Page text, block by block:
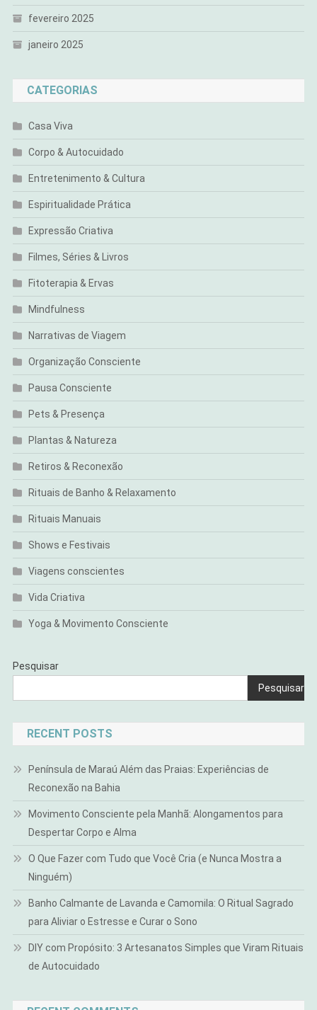
fevereiro 2025
janeiro 2025
CATEGORIAS
Casa Viva
Corpo & Autocuidado
Entretenimento & Cultura
Espiritualidade Prática
Expressão Criativa
Filmes, Séries & Livros
Fitoterapia & Ervas
Mindfulness
Narrativas de Viagem
Organização Consciente
Pausa Consciente
Pets & Presença
Plantas & Natureza
Retiros & Reconexão
Rituais de Banho & Relaxamento
Rituais Manuais
Shows e Festivais
Viagens conscientes
Vida Criativa
Yoga & Movimento Consciente
Pesquisar
Pesquisar
RECENT POSTS
Península de Maraú Além das Praias: Experiências de
Reconexão na Bahia
Movimento Consciente pela Manhã: Alongamentos para
Despertar Corpo e Alma
O Que Fazer com Tudo que Você Cria (e Nunca Mostra a
Ninguém)
Banho Calmante de Lavanda e Camomila: O Ritual Sagrado
para Aliviar o Estresse e Curar o Sono
DIY com Propósito: 3 Artesanatos Simples que Viram Rituais
de Autocuidado